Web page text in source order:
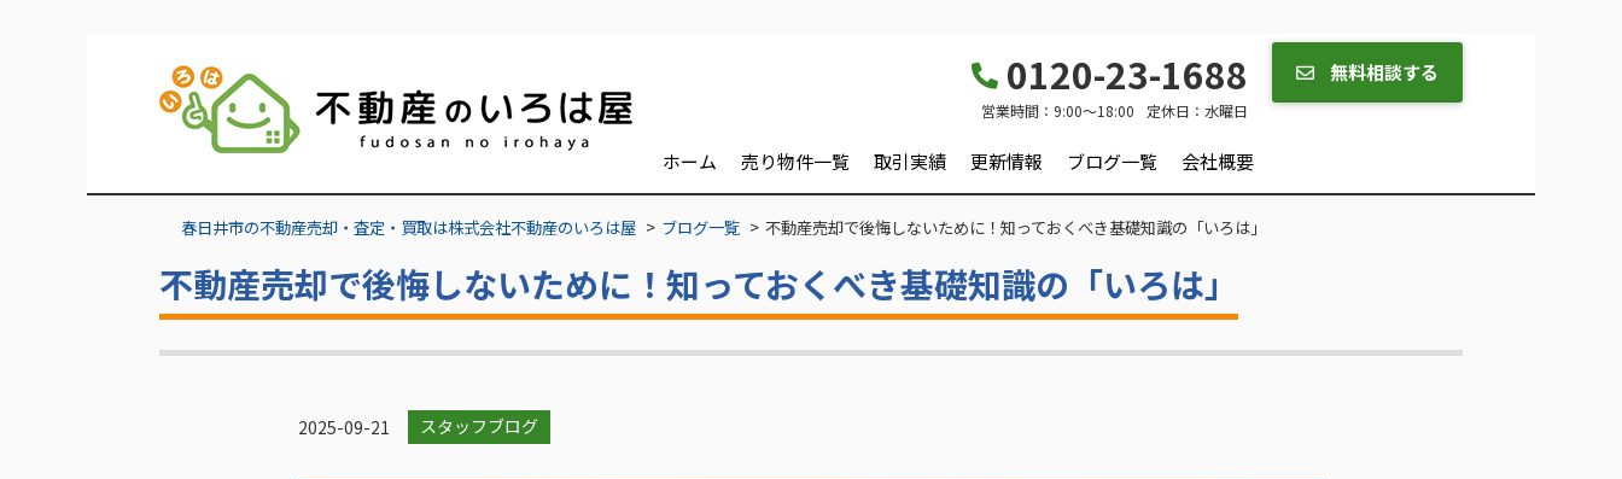
0120-23-1688
営業時間： 9:00～18:00 定休日： 水曜日
無料相談する
ホーム 売り物件一覧 取引実績 更新情報 ブログ一覧 会社概要
春日井市の不動産売却・査定・買取は株式会社不動産のいろは屋 ブログ一覧 不動産売却で後悔しないために！知っておくべき基礎知識の「いろは」
不動産売却で後悔しないために！知っておくべき基礎知識の「いろは」
2025-09-21 スタッフブログ